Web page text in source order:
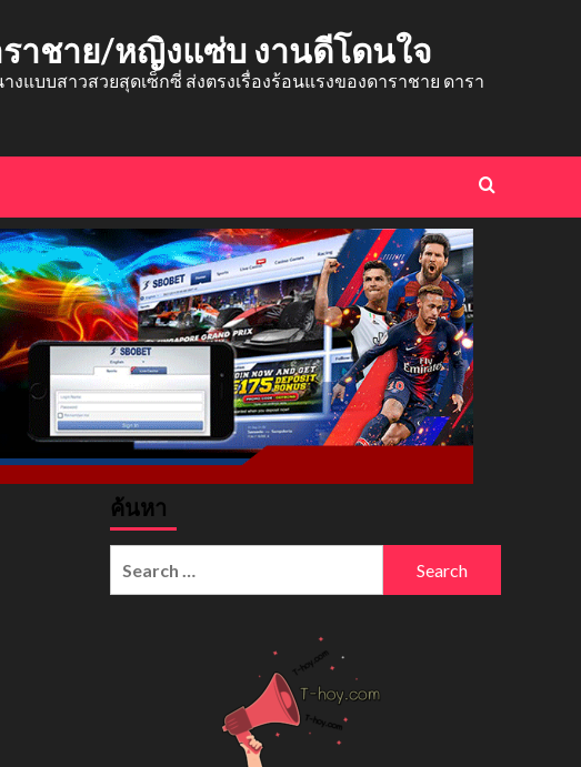
ราชาย/หญิงแซ่บ งานดีโดนใจ
บบสาวสวยสุดเซ็กซี่ ส่งตรงเรื่องร้อนแรงของดาราชาย ดารา
ค้นหา